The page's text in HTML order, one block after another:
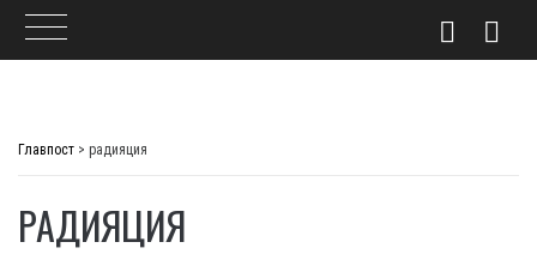
Главпост > радияция
РАДИЯЦИЯ